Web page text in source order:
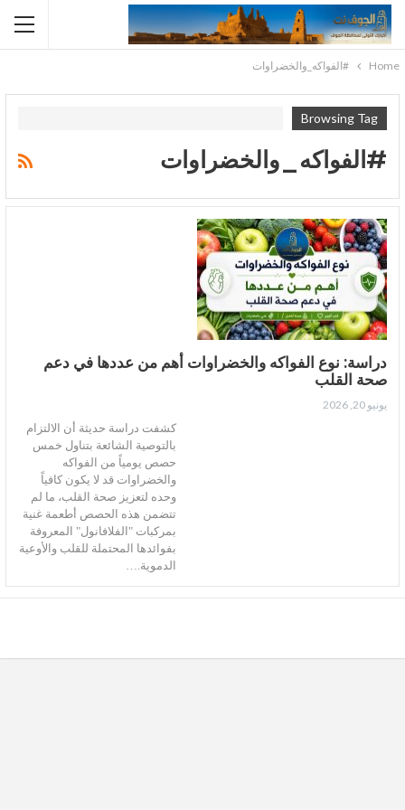
Home #الفواكه_والخضراوات
Browsing Tag
#الفواكه_والخضراوات
دراسة: نوع الفواكه والخضراوات أهم من عددها في دعم
صحة القلب
يونيو 20, 2026
كشفت دراسة حديثة أن الالتزام
بالتوصية الشائعة بتناول خمس
حصص يومياً من الفواكه
والخضراوات قد لا يكون كافياً
وحده لتعزيز صحة القلب، ما لم
تتضمن هذه الحصص أطعمة غنية
بمركبات "الفلافانول" المعروفة
بفوائدها المحتملة للقلب والأوعية
الدموية.…